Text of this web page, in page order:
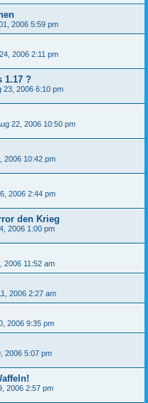
2006 5:59 pm
2006 2:11 pm
1.17 ?
23, 2006 6:10 pm
22, 2006 10:50 pm
2006 10:42 pm
2006 2:44 pm
den Krieg
2006 1:00 pm
2006 11:52 am
2006 2:27 am
2006 9:35 pm
2006 5:07 pm
2006 2:57 pm